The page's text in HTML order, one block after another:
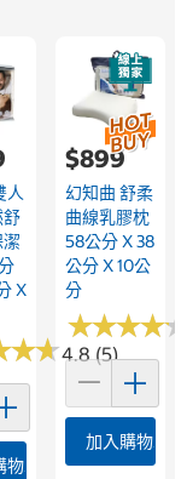
人
舒
X
★★
★★4.8 (5)
車
$899
幻知曲 舒柔
曲線乳膠枕
58公分 X 38
公分 X 10公
分
★★★★
★★★★
加入購物車